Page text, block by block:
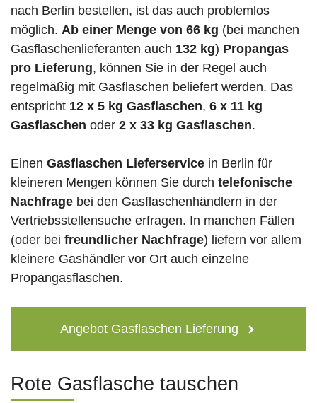
nach Berlin bestellen, ist das auch problemlos
möglich. Ab einer Menge von 66 kg (bei manchen
Gasflaschenlieferanten auch 132 kg) Propangas
pro Lieferung, können Sie in der Regel auch
regelmäßig mit Gasflaschen beliefert werden. Das
entspricht 12 x 5 kg Gasflaschen, 6 x 11 kg
Gasflaschen oder 2 x 33 kg Gasflaschen.
Einen Gasflaschen Lieferservice in Berlin für
kleineren Mengen können Sie durch telefonische
Nachfrage bei den Gasflaschenhändlern in der
Vertriebsstellensuche erfragen. In manchen Fällen
(oder bei freundlicher Nachfrage) liefern vor allem
kleinere Gashändler vor Ort auch einzelne
Propangasflaschen.
Angebot Gasflaschen Lieferung
Rote Gasflasche tauschen